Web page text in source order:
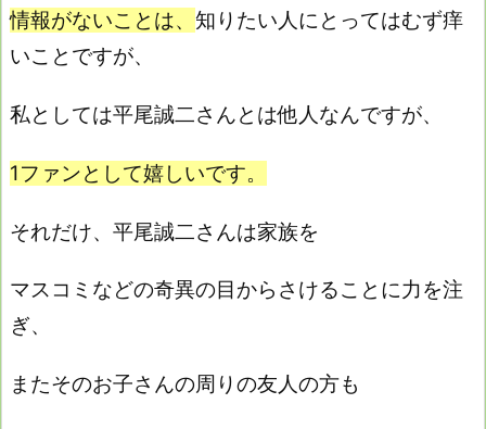
情報がないことは、 知りたい人にとってはむず痒
いことですが、
私としては平尾誠二さんとは他人なんですが、
1ファンとして嬉しいです。
それだけ、平尾誠二さんは家族を
マスコミなどの奇異の目からさけることに力を注
ぎ、
またそのお子さんの周りの友人の方も